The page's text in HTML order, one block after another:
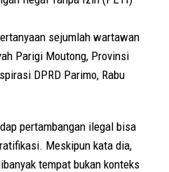
sejumlah wartawan
Parigi Moutong, Provinsi
DPRD Parimo, Rabu
pertambangan ilegal bisa
Meskipun kata dia,
tempat bukan konteks